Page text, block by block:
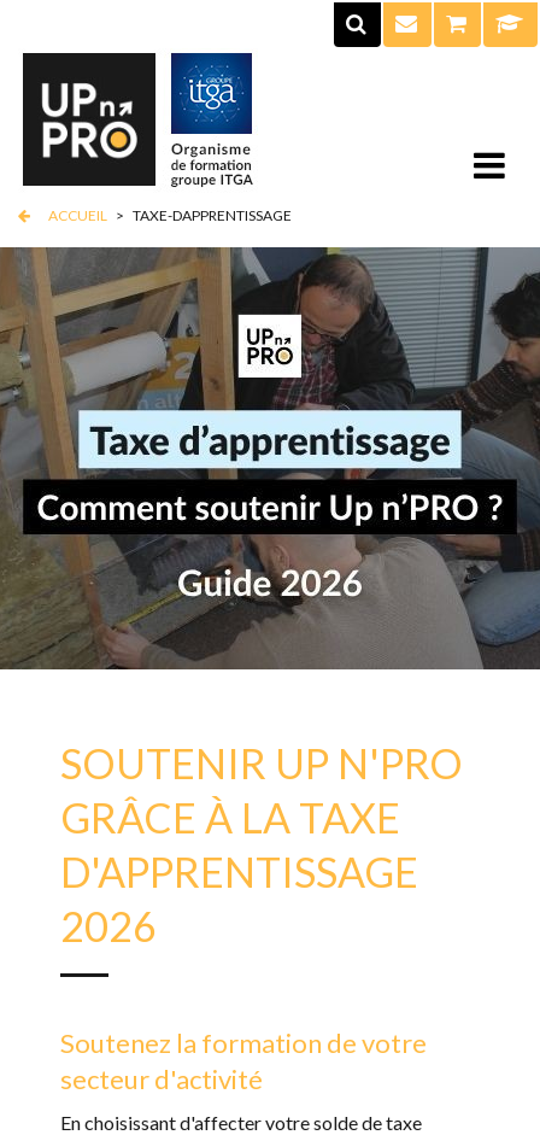
ACCUEIL > TAXE-DAPPRENTISSAGE
SOUTENIR UP N'PRO
GRÂCE À LA TAXE
D'APPRENTISSAGE
2026
Soutenez la formation de votre
secteur d'activité
En choisissant d'affecter votre solde de taxe